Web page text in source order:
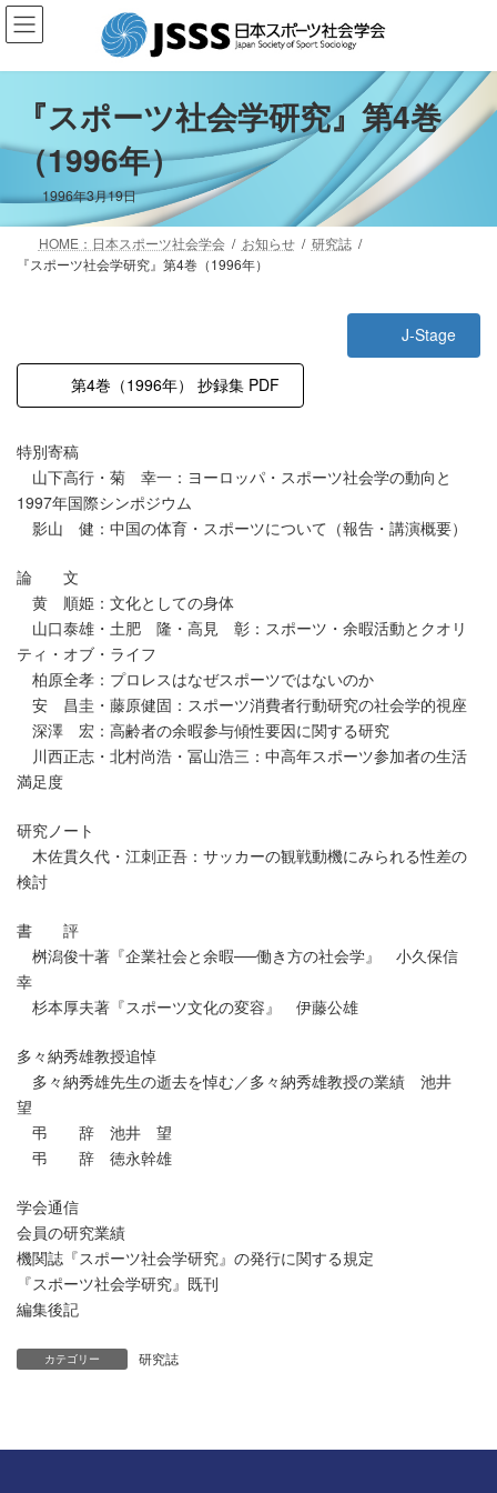
コ
ン
ス
ッ
ナ
ビ
ン
移
『スポーツ社会学研究』第4巻
（1996年）
1996年3月19日
HOME：日本スポーツ社会学会 お知らせ
研究誌
『スポーツ社会学研究』第4巻（1996年）
J-Stage
第4巻（1996年） 抄録集 PDF
特別寄稿
山下高行・菊 幸一：ヨーロッパ・スポーツ社会学の動向と
1997年国際シンポジウム
影山 健：中国の体育・スポーツについて（報告・講演概要）
論 文
黄 順姫：文化としての身体
山口泰雄・土肥 隆・高見 彰：スポーツ・余暇活動とクオリ
ティ・オブ・ライフ
柏原全孝：プロレスはなぜスポーツではないのか
安 昌圭・藤原健固：スポーツ消費者行動研究の社会学的視座
深澤 宏：高齢者の余暇参与傾性要因に関する研究
川西正志・北村尚浩・冨山浩三：中高年スポーツ参加者の生活
満足度
研究ノート
木佐貫久代・江刺正吾：サッカーの観戦動機にみられる性差の
検討
書 評
桝潟俊十著『企業社会と余暇──働き方の社会学』 小久保信
幸
杉本厚夫著『スポーツ文化の変容』 伊藤公雄
多々納秀雄教授追悼
多々納秀雄先生の逝去を悼む／多々納秀雄教授の業績 池井
望
弔 辞 池井 望
弔 辞 徳永幹雄
学会通信
会員の研究業績
機関誌『スポーツ社会学研究』の発行に関する規定
『スポーツ社会学研究』既刊
編集後記
カテゴリー 研究誌